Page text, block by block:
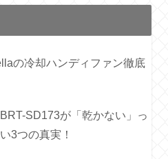
の冷却ハンディファン徹底
SD173が「乾かない」っ
3つの真実！